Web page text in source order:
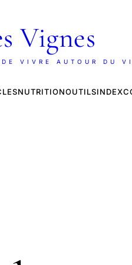
Vignes
VIVRE AUTOUR DU
NUTRITIONOUTILSINDEX